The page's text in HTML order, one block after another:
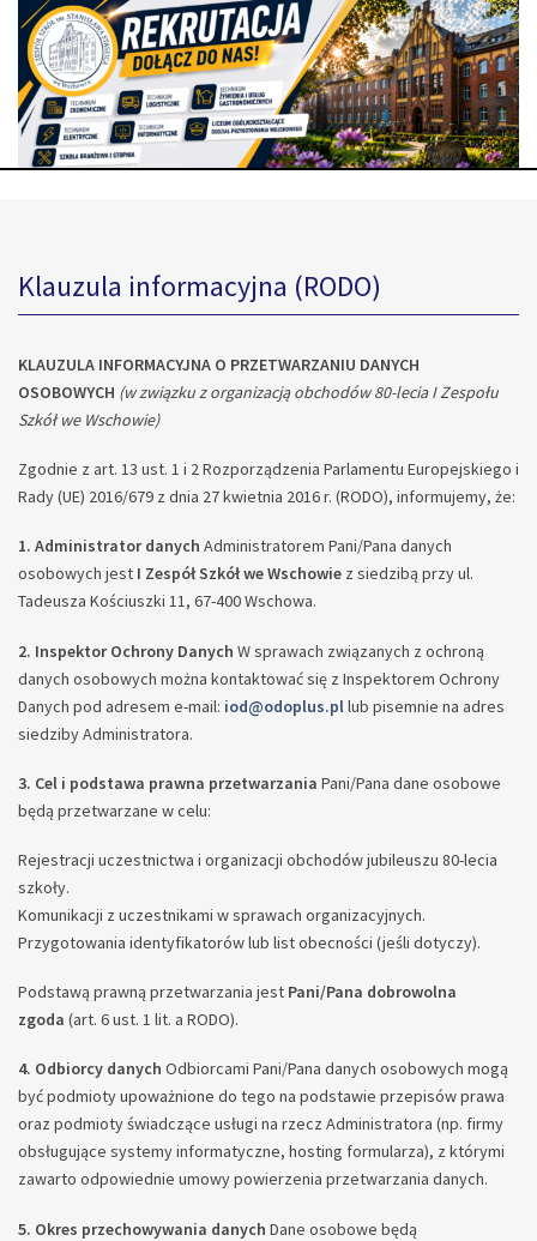
Klauzula informacyjna (RODO)
KLAUZULA INFORMACYJNA O PRZETWARZANIU DANYCH
OSOBOWYCH (w związku z organizacją obchodów 80-lecia I Zespołu
Szkół we Wschowie)
Zgodnie z art. 13 ust. 1 i 2 Rozporządzenia Parlamentu Europejskiego i
Rady (UE) 2016/679 z dnia 27 kwietnia 2016 r. (RODO), informujemy, że:
1. Administrator danych Administratorem Pani/Pana danych
osobowych jest I Zespół Szkół we Wschowie z siedzibą przy ul.
Tadeusza Kościuszki 11, 67-400 Wschowa.
2. Inspektor Ochrony Danych W sprawach związanych z ochroną
danych osobowych można kontaktować się z Inspektorem Ochrony
Danych pod adresem e-mail: iod@odoplus.pl lub pisemnie na adres
siedziby Administratora.
3. Cel i podstawa prawna przetwarzania Pani/Pana dane osobowe
będą przetwarzane w celu:
Rejestracji uczestnictwa i organizacji obchodów jubileuszu 80-lecia
szkoły.
Komunikacji z uczestnikami w sprawach organizacyjnych.
Przygotowania identyfikatorów lub list obecności (jeśli dotyczy).
Podstawą prawną przetwarzania jest Pani/Pana dobrowolna
zgoda (art. 6 ust. 1 lit. a RODO).
4. Odbiorcy danych Odbiorcami Pani/Pana danych osobowych mogą
być podmioty upoważnione do tego na podstawie przepisów prawa
oraz podmioty świadczące usługi na rzecz Administratora (np. firmy
obsługujące systemy informatyczne, hosting formularza), z którymi
zawarto odpowiednie umowy powierzenia przetwarzania danych.
5. Okres przechowywania danych Dane osobowe będą